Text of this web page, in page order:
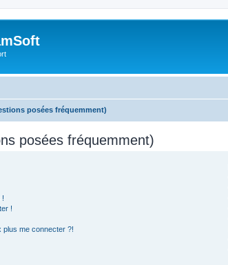
posées fréquemment)
posées fréquemment)
!
!
plus me connecter ?!